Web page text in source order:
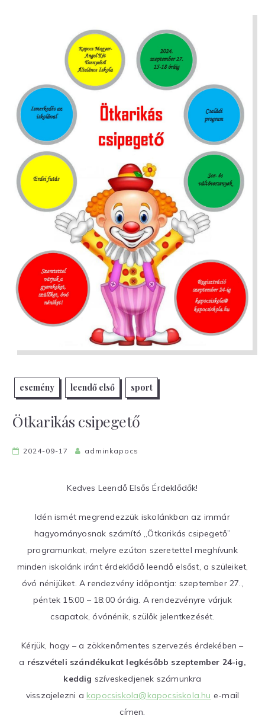
esemény leendő első sport
Ötkarikás csipegető
2024-09-17 adminkapocs
Kedves Leendő Elsős Érdeklődők!
Idén ismét megrendezzük iskolánkban az immár
hagyományosnak számító „Ötkarikás csipegető”
programunkat, melyre ezúton szeretettel meghívunk
minden iskolánk iránt érdeklődő leendő elsőst, a szüleiket,
óvó nénijüket. A rendezvény időpontja: szeptember 27.,
péntek 15:00 – 18:00 óráig. A rendezvényre várjuk
csapatok, óvónénik, szülők jelentkezését.
Kérjük, hogy – a zökkenőmentes szervezés érdekében –
a részvételi szándékukat legkésőbb szeptember 24-ig,
keddig szíveskedjenek számunkra
visszajelezni a kapocsiskola@kapocsiskola.hu e-mail
címen.